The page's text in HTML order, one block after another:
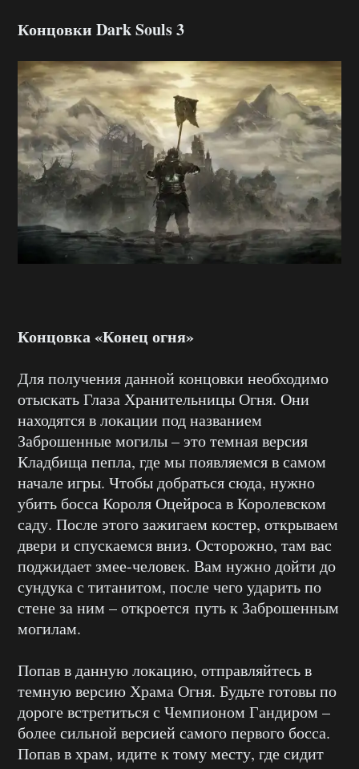
Концовки Dark Souls 3
Концовка «Конец огня»
Для получения данной концовки необходимо
отыскать Глаза Хранительницы Огня. Они
находятся в локации под названием
Заброшенные могилы – это темная версия
Кладбища пепла, где мы появляемся в самом
начале игры. Чтобы добраться сюда, нужно
убить босса Короля Оцейроса в Королевском
саду. После этого зажигаем костер, открываем
двери и спускаемся вниз. Осторожно, там вас
поджидает змее-человек. Вам нужно дойти до
сундука с титанитом, после чего ударить по
стене за ним – откроется путь к Заброшенным
могилам.
Попав в данную локацию, отправляйтесь в
темную версию Храма Огня. Будьте готовы по
дороге встретиться с Чемпионом Гандиром –
более сильной версией самого первого босса.
Попав в храм, идите к тому месту, где сидит